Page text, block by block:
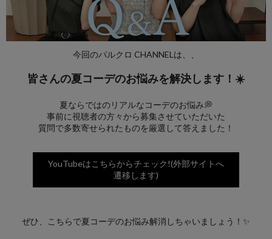
今回のパルクロ CHANNELは、、
皆さんの夏コーデのお悩みを解決します！☀️
夏ならではのリアルなコーデのお悩み💭
事前に視聴者の方々から募集させていただいた
質問で多数寄せられたものを厳選して答えました！
YouTubeはこちらからチェック!(外部サイトへ
遷移します)
ぜひ、こちらで夏コーデのお悩み解消しちゃいましょう！✨